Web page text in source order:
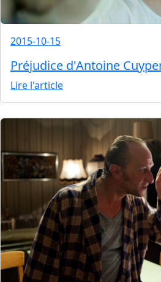
2015-10-15
Préjudice d'Antoine
Lire l'article